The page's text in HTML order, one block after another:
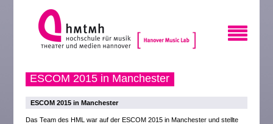
ESCOM 2015 in Manchester
ESCOM 2015 in Manchester
Das Team des HML war auf der ESCOM 2015 in Manchester und stellte